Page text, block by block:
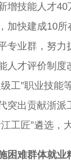
增技能人才
加快建成10
专业群，努
人才评价制
工”职业技能
突出贡献浙
工匠”遴选，
困难群体就